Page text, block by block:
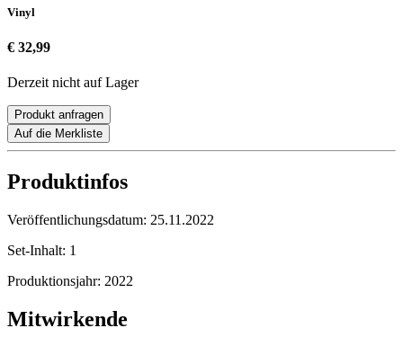
Vinyl
€ 32,99
Derzeit nicht auf Lager
Produkt anfragen
Auf die Merkliste
Produktinfos
Veröffentlichungsdatum: 25.11.2022
Set-Inhalt: 1
Produktionsjahr: 2022
Mitwirkende